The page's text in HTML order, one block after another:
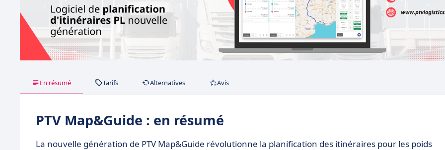
En résumé Tarifs Alternatives Avis
PTV Map&Guide : en résumé
La nouvelle génération de PTV Map&Guide révolutionne la planification des itinéraires pour les poids